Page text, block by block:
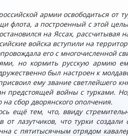
армии освободиться от
флота, а построенный с этой
на Яссах, рассчитывая
войска вступили на
его с многочисленной
но кормить русскую армию
был настроен к
ему звание светлейшего
войны с турками. Но,
сбор дворянского ополчения.
ещё тем, что, ввиду
лазутчиков, что турки
с пятитысячным отрядом